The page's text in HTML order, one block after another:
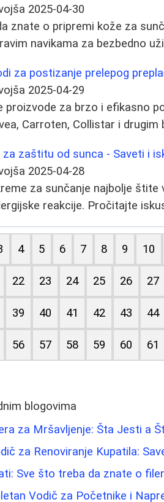
2025-04-30
znate o pripremi kože za
navikama za bezbedno
za postizanje prelepog
2025-04-29
proizvode za brzo i efikasno
Carroten, Collistar i drugim
za zaštitu od sunca - Saveti i
2025-04-28
za sunčanje najbolje
reakcije. Pročitajte
4 5 6 7 8 9 10
22 23 24 25 26 27
39 40 41 42 43 44
56 57 58 59 60 61
blogovima
za Mršavljenje: Šta Jesti a
za Renoviranje Kupatila:
Sve što treba da znate o
Vodič za Početnike i